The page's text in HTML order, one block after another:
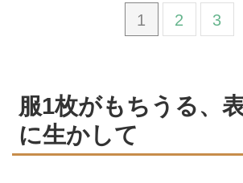
1 2 3
服1枚がもちうる、
に生かして